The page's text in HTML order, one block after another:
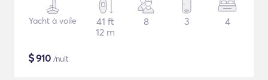
Yacht à voile
41 ft
12 m
8 3 4
$910 /nuit